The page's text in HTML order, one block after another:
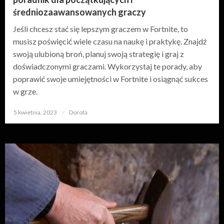
średniozaawansowanych graczy
Jeśli chcesz stać się lepszym graczem w Fortnite, to
musisz poświęcić wiele czasu na naukę i praktykę. Znajdź
swoją ulubioną broń, planuj swoją strategię i graj z
doświadczonymi graczami. Wykorzystaj te porady, aby
poprawić swoje umiejętności w Fortnite i osiągnąć sukces
w grze.
Opublikowane
5 kwietnia, 2023 Dorota